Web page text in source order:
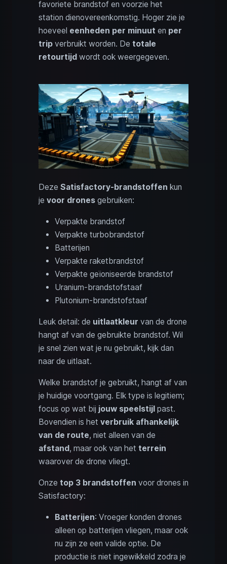
favoriete brandstof en voorzie het
station dienovereenkomstig. Hoger zie je
hoeveel eenheden per minuut en per
trip verbruikt worden. De totale
retourtijd wordt ook weergegeven.
Deze Satisfactory-brandstoffen kun
je voor drones gebruiken:
Verpakte brandstof
Verpakte turbobrandstof
Batterijen
Verpakte raketbrandstof
Verpakte geïoniseerde brandstof
Uranium-brandstofstaaf
Plutonium-brandstofstaaf
Leuk detail: de uitlaatkleur van de drone
hangt af van de gebruikte brandstof. Wil
je snel zien wat je nu gebruikt, kijk dan
naar de uitlaat.
Welke brandstof je gebruikt, hangt af van
je huidige voortgang. Elk type is legitiem;
focus op wat bij jouw speelstijl past.
Bovendien is het verbruik afhankelijk
van de route, niet alleen van de
afstand, maar ook van het terrein
waarover de drone vliegt.
Onze top 3 brandstoffen voor drones in
Satisfactory:
Batterijen: Vroeger konden drones
alleen op batterijen vliegen, maar ook
nu zijn ze een valide optie. De
productie is niet ingewikkeld zodra je